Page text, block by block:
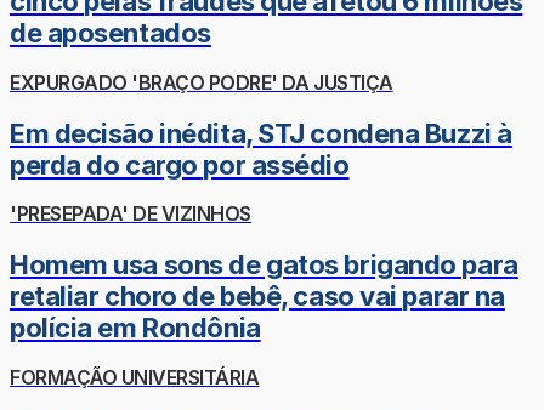
de aposentados
EXPURGADO 'BRAÇO PODRE' DA JUSTIÇA
Em decisão inédita, STJ condena Buzzi à
perda do cargo por assédio
'PRESEPADA' DE VIZINHOS
Homem usa sons de gatos brigando para
retaliar choro de bebê, caso vai parar na
polícia em Rondônia
FORMAÇÃO UNIVERSITÁRIA